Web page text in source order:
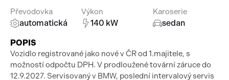
Převodovka
automatická
Výkon
140 kW
Karoserie
sedan
POPIS
Vozidlo registrované jako nové v ČR od 1.majitele, s
možností odpočtu DPH. V prodloužené tovární záruce do
12.9.2027. Servisovaný v BMW, poslední intervalový servis